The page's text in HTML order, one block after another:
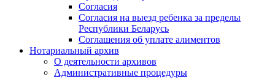
Согласия
Согласия на выезд ребенка за пределы
Республики Беларусь
Соглашения об уплате алиментов
Нотариальный архив
О деятельности архивов
Административные процедуры